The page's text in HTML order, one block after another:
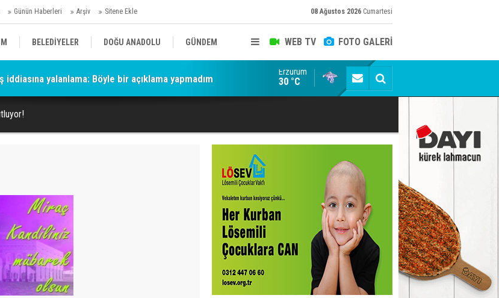
Günün Haberleri Arşiv Sitene Ekle 08 Ağustos 2026 Cumartesi
WEB TV FOTO GALERİ
BELEDİYELER DOĞU ANADOLU GÜNDEM
AFAD/ SAVAŞ SPOR
SANAT//MAĞAZİN
yalanlama: Böyle bir açıklama yapmadım Dadaş 2.hafta Galatasaray'ı konuk edecek
Erzurum
30 °C